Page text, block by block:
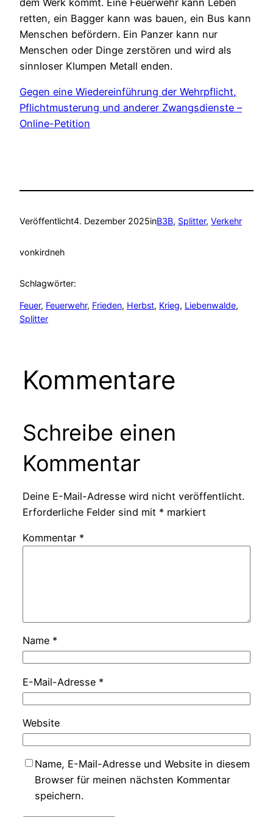
retten, ein Bagger kann was bauen, ein Bus kann
Menschen befördern. Ein Panzer kann nur
Menschen oder Dinge zerstören und wird als
sinnloser Klumpen Metall enden.
Gegen eine Wiedereinführung der Wehrpflicht,
Pflichtmusterung und anderer Zwangsdienste –
Online-Petition
Veröffentlicht4. Dezember 2025inB3B, Splitter, Verkehr
vonkirdneh
Schlagwörter:
Feuer, Feuerwehr, Frieden, Herbst, Krieg, Liebenwalde
Splitter
Kommentare
Schreibe einen
Kommentar
Deine E-Mail-Adresse wird nicht veröffentlicht.
Erforderliche Felder sind mit * markiert
Kommentar *
Name *
E-Mail-Adresse *
Website
Name, E-Mail-Adresse und Website in diesem
Browser für meinen nächsten Kommentar
speichern.